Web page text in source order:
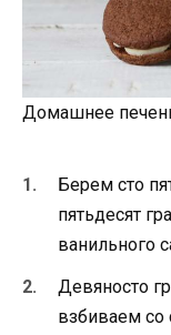
Домашнее
Берем сто
пятьдесят
ванильного
Девяносто
взбиваем со